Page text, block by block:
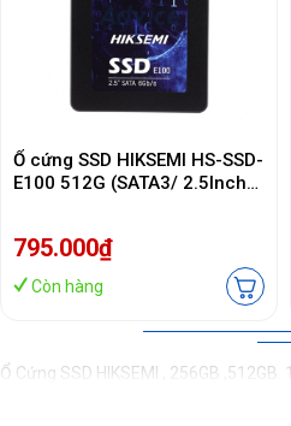
Ổ cứng SSD HIKSEMI HS-SSD-
E100 512G (SATA3/ 2.5Inch/
795.000₫
Còn hàng
Ổ Cứng SSD HIKSEMI , 256GB